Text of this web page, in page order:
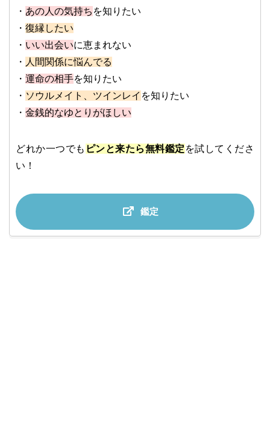
・ あの人の気持ち を知りたい
・ 復縁したい
・ いい出会いに恵まれない
・ 人間関係に悩んでる
・ 運命の相手を知りたい
・ ソウルメイト、ツインレイ を知りたい
・ 金銭的なゆとりがほしい
どれか一つでも ピンと来たら無料鑑定 を試してくださ
い！
鑑定